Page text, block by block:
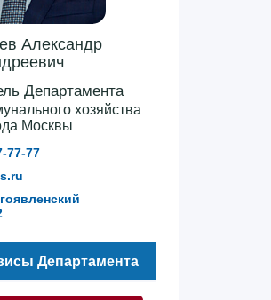
Александр
Департамента
хозяйства
Москвы
77-77
Департамента